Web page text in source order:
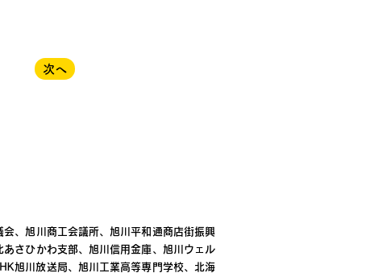
次へ
、旭川商工会議所、旭川平和通商店街振興
さひかわ支部、旭川信用金庫、旭川ウェル
旭川放送局、旭川工業高等専門学校、北海